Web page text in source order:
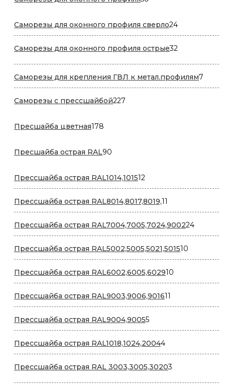
Саморезы для оконного профиля сверло2424
товара
Саморезы для оконного профиля острые32
Саморезы для крепления ГВЛ к метал.профилям7
Саморезы с прессшайбой227
Пресшайба цветная178
Пресшайба острая RAL90
Прессшайба острая RAL1014,101512
товаров
Прессшайба острая RAL8014,8017,8019,11
товаров
Прессшайба острая RAL7004,7005,7024,90022424
товара
Прессшайба острая RAL5002,5005,5021,501510
товаров
Прессшайба острая RAL6002,6005,602910
товаров
Прессшайба острая RAL9003,9006,901611
товаров
Прессшайба острая RAL9004,900555
товаров
Прессшайба острая RAL1018,1024,200444
товара
Прессшайба острая RAL 3003,3005,30203